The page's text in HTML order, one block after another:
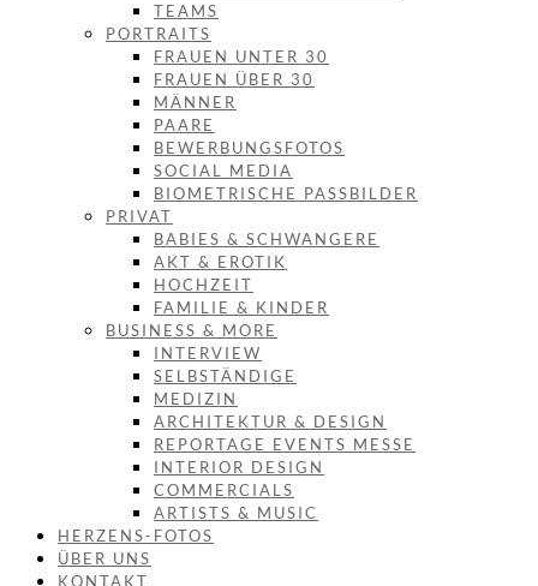
TEAMS
PORTRAITS
FRAUEN UNTER 30
FRAUEN ÜBER 30
MÄNNER
PAARE
BEWERBUNGSFOTOS
SOCIAL MEDIA
BIOMETRISCHE PASSBILDER
PRIVAT
BABIES & SCHWANGERE
AKT & EROTIK
HOCHZEIT
FAMILIE & KINDER
BUSINESS & MORE
INTERVIEW
SELBSTÄNDIGE
MEDIZIN
ARCHITEKTUR & DESIGN
REPORTAGE EVENTS MESSE
INTERIOR DESIGN
COMMERCIALS
ARTISTS & MUSIC
HERZENS-FOTOS
ÜBER UNS
KONTAKT